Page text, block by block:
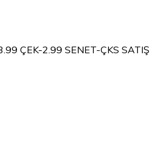
ÇEK-2.99 SENET-ÇKS SATIŞ